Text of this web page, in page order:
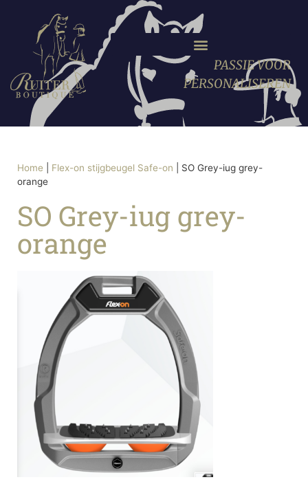
PASSIE VOOR
PERSONALISEREN
Home Flex-on stijgbeugel Safe-on
SO Grey-iug grey-
orange
SO Grey-iug grey-
orange